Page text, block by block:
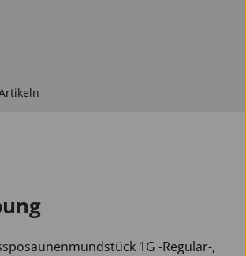
1G -Regular-,